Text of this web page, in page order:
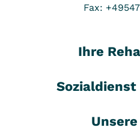
Fax:
Ihre
Sozialdienst